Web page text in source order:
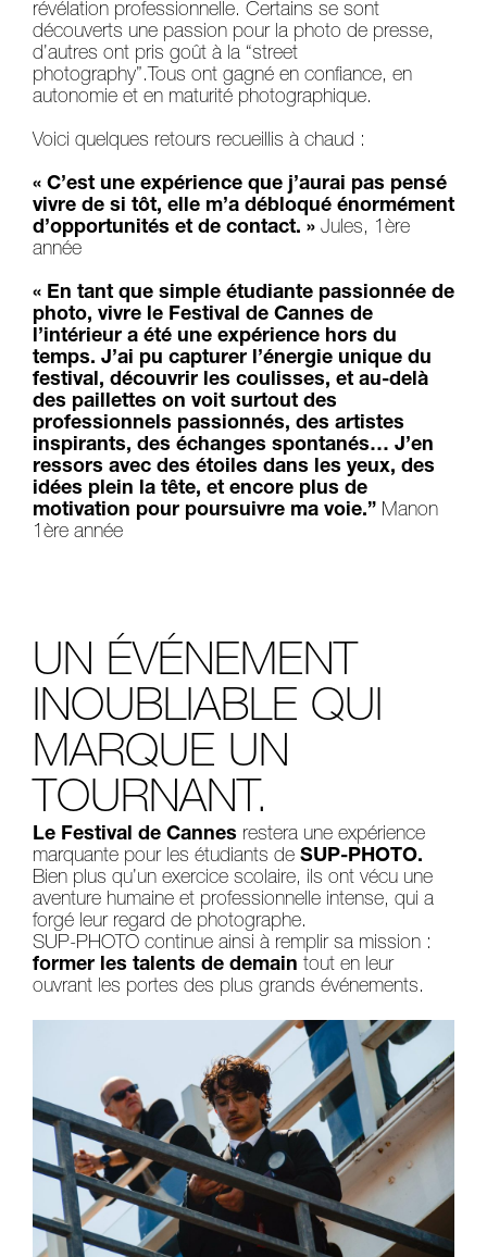
révélation professionnelle. Certains se sont
découverts une passion pour la photo de presse,
d’autres ont pris goût à la “street
photography”. Tous ont gagné en confiance, en
autonomie et en maturité photographique.
Voici quelques retours recueillis à chaud :
« C’est une expérience que j’aurai pas pensé
vivre de si tôt, elle m’a débloqué énormément
d’opportunités et de contact. » Jules, 1ère
année
« En tant que simple étudiante passionnée de
photo, vivre le Festival de Cannes de
l’intérieur a été une expérience hors du
temps. J’ai pu capturer l’énergie unique du
festival, découvrir les coulisses, et au-delà
des paillettes on voit surtout des
professionnels passionnés, des artistes
inspirants, des échanges spontanés… J’en
ressors avec des étoiles dans les yeux, des
idées plein la tête, et encore plus de
motivation pour poursuivre ma voie.” Manon
1ère année
UN ÉVÉNEMENT
INOUBLIABLE QUI
MARQUE UN
TOURNANT.
Le Festival de Cannes restera une expérience
marquante pour les étudiants de SUP-PHOTO.
Bien plus qu’un exercice scolaire, ils ont vécu une
aventure humaine et professionnelle intense, qui a
forgé leur regard de photographe.
SUP-PHOTO continue ainsi à remplir sa mission :
former les talents de demain tout en leur
ouvrant les portes des plus grands événements.